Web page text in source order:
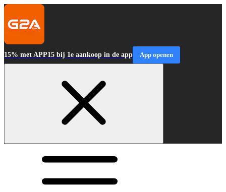
15% met APP15 bij 1e aankoop in de app App openen